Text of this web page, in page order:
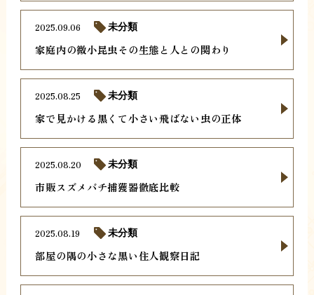
家庭内の微小昆虫その生態と人との関わり
2025.09.06 未分類
家で見かける黒くて小さい飛ばない虫の正体
2025.08.25 未分類
市販スズメバチ捕獲器徹底比較
2025.08.20 未分類
部屋の隅の小さな黒い住人観察日記
2025.08.19 未分類